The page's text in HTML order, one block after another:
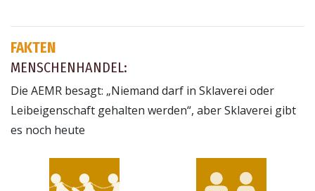
FAKTEN
MENSCHENHANDEL:
Die AEMR besagt: „Niemand darf in Sklaverei oder
Leibeigenschaft gehalten werden“, aber Sklaverei gibt
es noch heute